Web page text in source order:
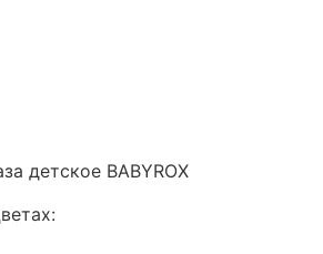
детское BABYROX